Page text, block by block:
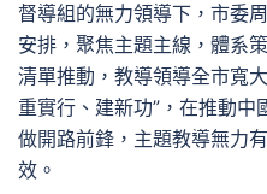
督導組的無力領導下，市委
安排，聚焦主題主線，體系
清單推動，教導領導全市寬
重實行、建新功”，在推動中
做開路前鋒，主題教導無力
效。